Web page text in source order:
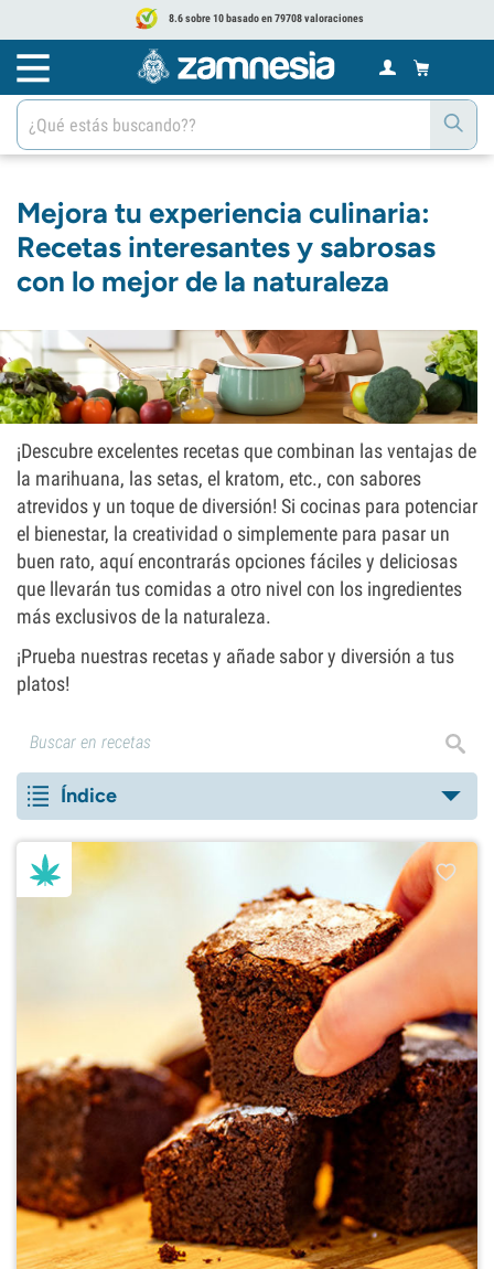
8.6 sobre 10 basado en 79708 valoraciones
Mejora tu experiencia culinaria:
Recetas interesantes y sabrosas
con lo mejor de la naturaleza
¡Descubre excelentes recetas que combinan las ventajas de
la marihuana, las setas, el kratom, etc., con sabores
atrevidos y un toque de diversión! Si cocinas para potenciar
el bienestar, la creatividad o simplemente para pasar un
buen rato, aquí encontrarás opciones fáciles y deliciosas
que llevarán tus comidas a otro nivel con los ingredientes
más exclusivos de la naturaleza.
¡Prueba nuestras recetas y añade sabor y diversión a tus
platos!
Índice